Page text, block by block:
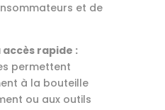
et de
rapide :
permettent
à la bouteille
ou aux outils